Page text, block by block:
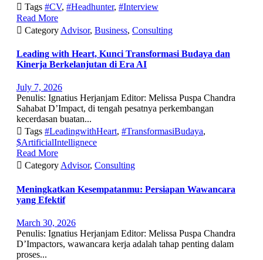
 Tags #CV, #Headhunter, #Interview
Read More
 Category Advisor, Business, Consulting
Leading with Heart, Kunci Transformasi Budaya dan
Kinerja Berkelanjutan di Era AI
July 7, 2026
Penulis: Ignatius Herjanjam Editor: Melissa Puspa Chandra
Sahabat D’Impact, di tengah pesatnya perkembangan
kecerdasan buatan...
 Tags #LeadingwithHeart, #TransformasiBudaya,
$ArtificialIntellignece
Read More
 CategoryAdvisor, Consulting
Meningkatkan Kesempatanmu: Persiapan Wawancara
yang Efektif
March 30, 2026
Penulis: Ignatius Herjanjam Editor: Melissa Puspa Chandra
D’Impactors, wawancara kerja adalah tahap penting dalam
proses...